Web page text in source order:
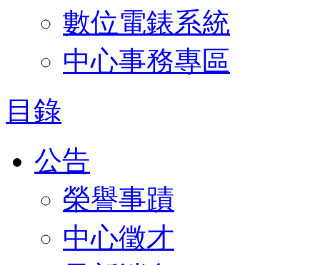
數位電錶系統
中心事務專區
目錄
公告
榮譽事蹟
中心徵才